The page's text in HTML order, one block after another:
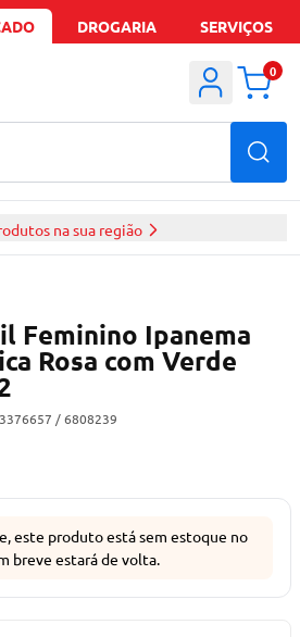
DROGARIA SERVIÇOS
0
na sua região
Feminino Ipanema
Rosa com Verde
/ 6808239
este produto está sem estoque no
breve estará de volta.